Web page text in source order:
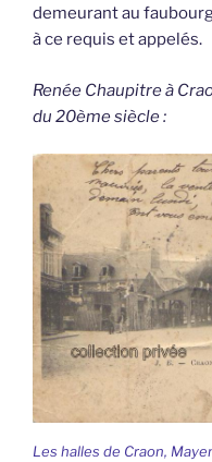
demeurant au
à ce requis et appelés.
Renée Chaupitre à
du 20ème siècle :
Les halles de Craon,